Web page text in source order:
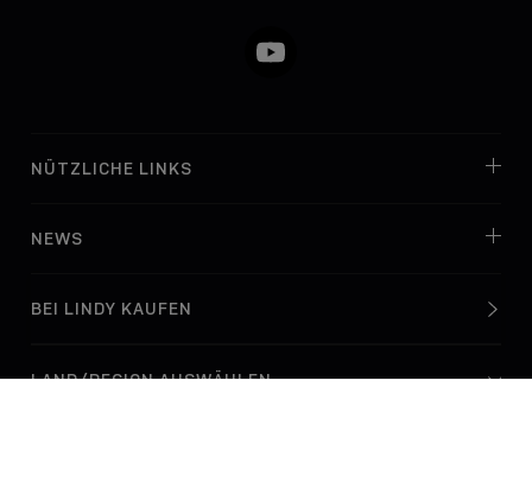
YouTube
NÜTZLICHE LINKS
NEWS
BEI LINDY KAUFEN